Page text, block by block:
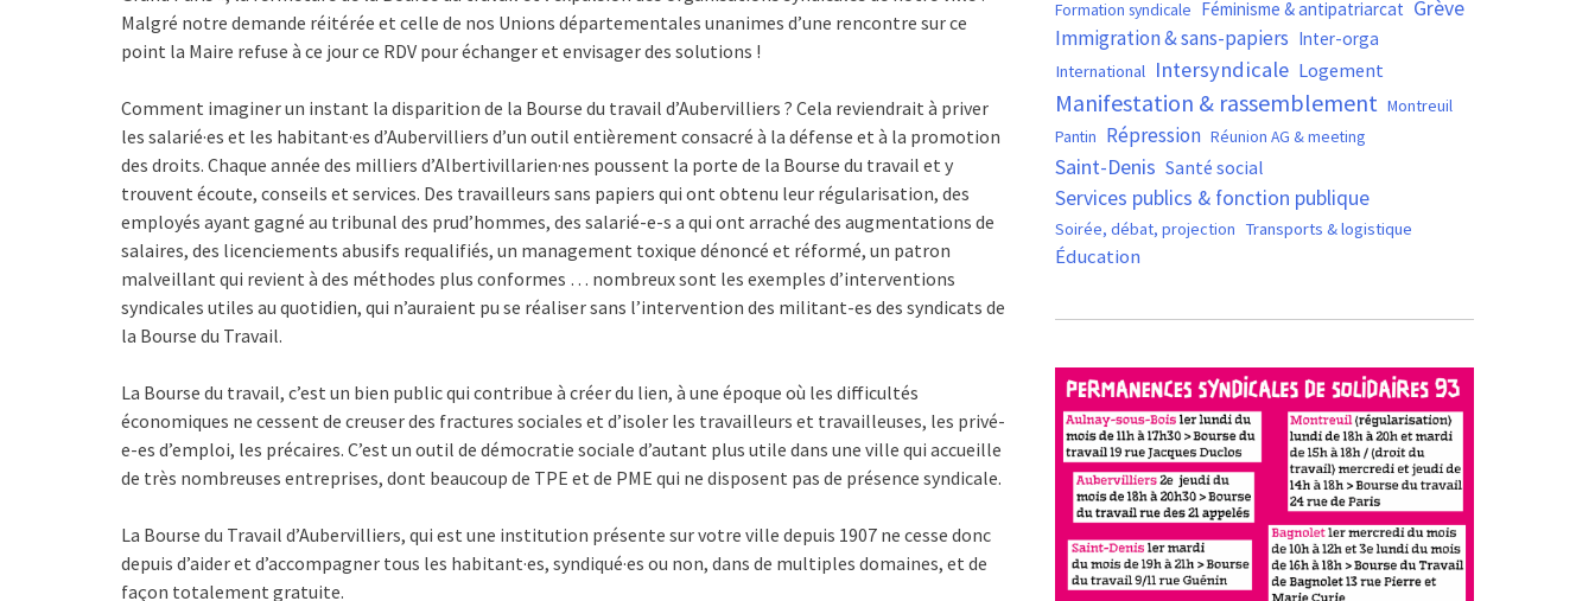
Malgré notre demande réitérée et celle de nos Unions départementales unanimes d’une rencontre sur ce
point la Maire refuse à ce jour ce RDV pour échanger et envisager des solutions !
Comment imaginer un instant la disparition de la Bourse du travail d’Aubervilliers ? Cela reviendrait à priver
les salarié·es et les habitant·es d’Aubervilliers d’un outil entièrement consacré à la défense et à la promotion
des droits. Chaque année des milliers d’Albertivillarien·nes poussent la porte de la Bourse du travail et y
trouvent écoute, conseils et services. Des travailleurs sans papiers qui ont obtenu leur régularisation, des
employés ayant gagné au tribunal des prud’hommes, des salarié-e-s a qui ont arraché des augmentations de
salaires, des licenciements abusifs requalifiés, un management toxique dénoncé et réformé, un patron
malveillant qui revient à des méthodes plus conformes … nombreux sont les exemples d’interventions
syndicales utiles au quotidien, qui n’auraient pu se réaliser sans l’intervention des militant-es des syndicats de
la Bourse du Travail.
La Bourse du travail, c’est un bien public qui contribue à créer du lien, à une époque où les difficultés
économiques ne cessent de creuser des fractures sociales et d’isoler les travailleurs et travailleuses, les privé-
e-es d’emploi, les précaires. C’est un outil de démocratie sociale d’autant plus utile dans une ville qui accueille
de très nombreuses entreprises, dont beaucoup de TPE et de PME qui ne disposent pas de présence syndicale.
La Bourse du Travail d’Aubervilliers, qui est une institution présente sur votre ville depuis 1907 ne cesse donc
depuis d’aider et d’accompagner tous les habitant·es, syndiqué·es ou non, dans de multiples domaines, et de
façon totalement gratuite.
Formation syndicale Féminisme & antipatriarcat Grève
Immigration & sans-papiers Inter-orga
International Intersyndicale Logement
Manifestation & rassemblement Montreuil
Pantin Répression Réunion AG & meeting
Saint-Denis Santé social
Services publics & fonction publique
Soirée, débat, projection Transports & logistique
Éducation